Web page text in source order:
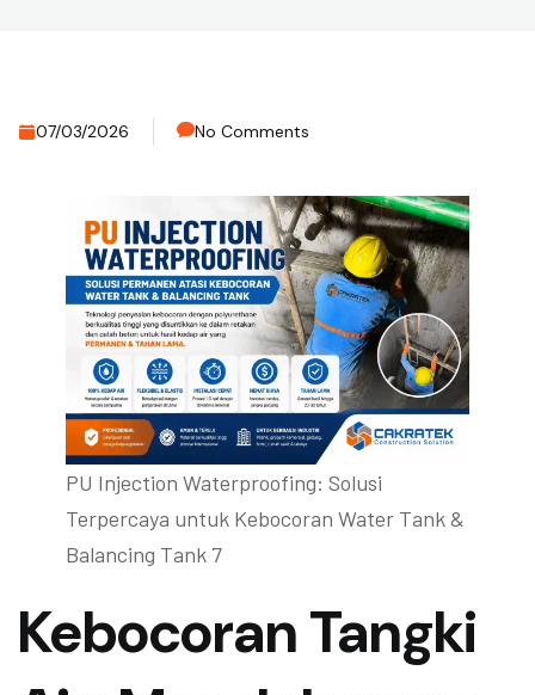
07/03/2026 No Comments
PU Injection Waterproofing: Solusi
Terpercaya untuk Kebocoran Water Tank &
Balancing Tank 7
Kebocoran Tangki